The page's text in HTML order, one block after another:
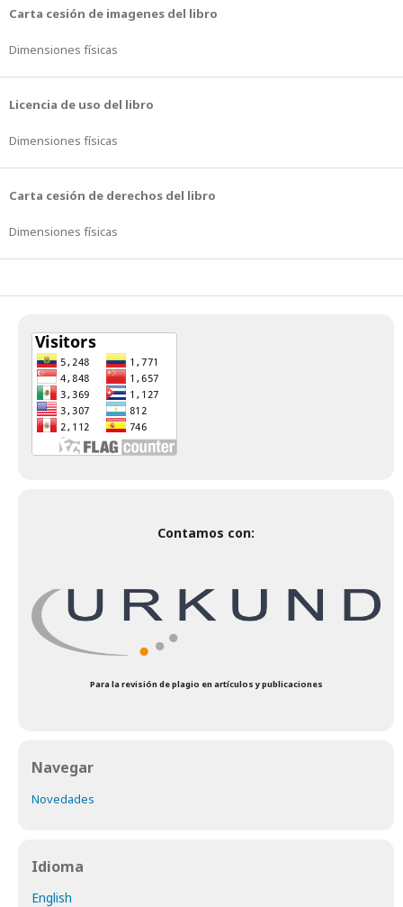
Carta cesión de imagenes del libro
Dimensiones físicas
Licencia de uso del libro
Dimensiones físicas
Carta cesión de derechos del libro
Dimensiones físicas
Contamos con:
Para la revisión de plagio en artículos y publicaciones
Navegar
Novedades
Idioma
English